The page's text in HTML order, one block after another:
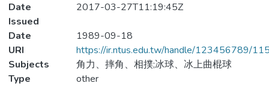
Date
Issued
2017-03-27T11:19:45Z
Date
1989-09-18
URI
https://ir.ntus.edu.tw/handle/123456789/
Subjects
角力、摔角、相撲;冰球、冰上曲棍球
Type
other